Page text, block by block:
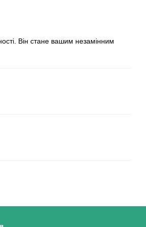
Він стане вашим незамінним